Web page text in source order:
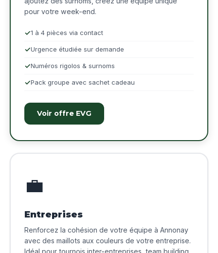
pour votre week-end.
1 à 4 pièces via contact
Urgence étudiée sur demande
Numéros rigolos & surnoms
Pack groupe avec sachet cadeau
Voir offre EVG
💼
Entreprises
Renforcez la cohésion de votre équipe à Annonay
avec des maillots aux couleurs de votre entreprise.
Idéal pour tournois inter-entreprises, team building